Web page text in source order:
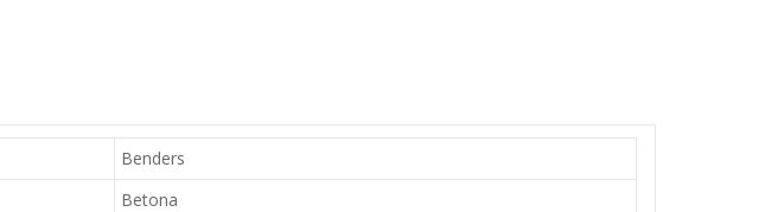
Benders
Betona